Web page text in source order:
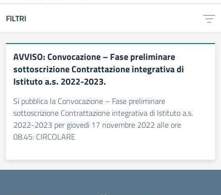
FILTRI
AVVISO: Convocazione – Fase preliminare
sottoscrizione Contrattazione integrativa di
Istituto a.s. 2022-2023.
Si pubblica la Convocazione – Fase preliminare
sottoscrizione Contrattazione integrativa di Istituto a.s.
2022-2023 per giovedi 17 novembre 2022 alle ore
08.45: CIRCOLARE